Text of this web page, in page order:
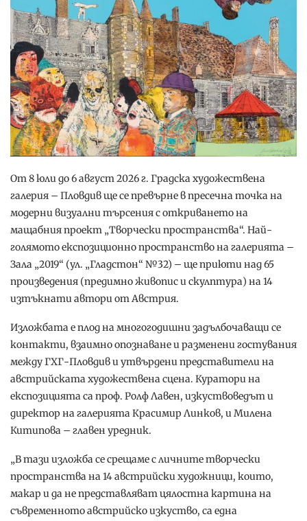
От 8 юли до 6 август 2026 г. Градска художествена
галерия – Пловдив ще се превърне в пресечна точка на
модерни визуални търсения с откриването на
мащабния проект „Творчески пространства“. Най-
голямото експозиционно пространство на галерията –
Зала „2019“ (ул. „Гладстон“ №32) – ще приюти над 65
произведения (предимно живопис и скулптура) на 14
изтъкнати автори от Австрия.
Изложбата е плод на многогодишни задълбочаващи се
контакти, взаимно опознаване и разменени гостувания
между ГХГ-Пловдив и утвърдени представители на
австрийската художествена сцена. Куратори на
експозицията са проф. Ролф Лавен, изкуствоведът и
директор на галерията Красимир Линков, и Милена
Китипова – главен уредник.
„В тази изложба се срещаме с личните творчески
пространства на 14 австрийски художници, които,
макар и да не представляват цялостна картина на
съвременното австрийско изкуство, са една